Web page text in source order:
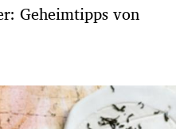
Geheimtipps von